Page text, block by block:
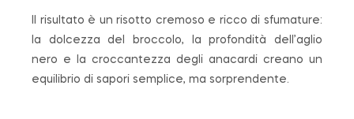
Il risultato è un risotto cremoso e ricco di sfumature:
la dolcezza del broccolo, la profondità dell’aglio
nero e la croccantezza degli anacardi creano un
equilibrio di sapori semplice, ma sorprendente.